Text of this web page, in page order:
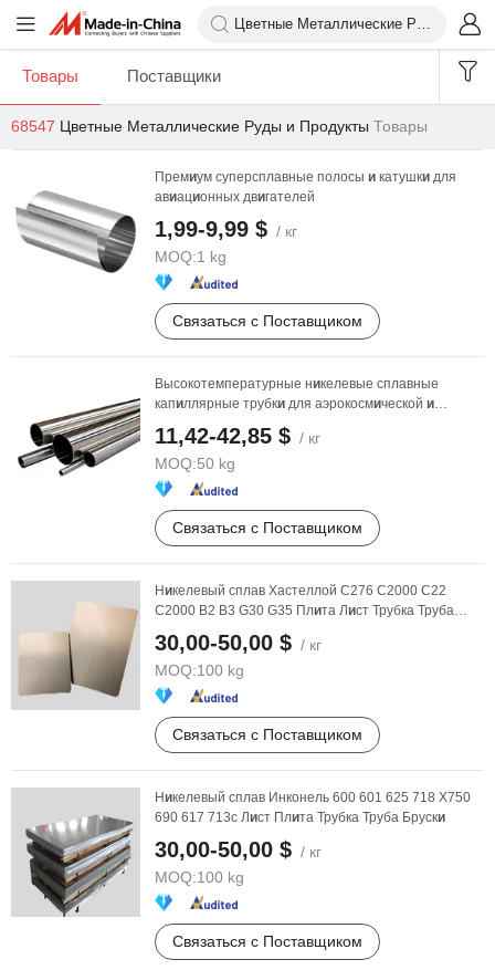
Товары Поставщики
68547 Цветные Металлические Руды и Продукты Товары
Премиум суперсплавные полосы и катушки для
авиационных двигателей
1,99-9,99 $ / кг
MOQ:1 kg
Связаться с Поставщиком
Высокотемпературные никелевые сплавные
капиллярные трубки для аэрокосмической и
11,42-42,85 $ / кг
MOQ:50 kg
Связаться с Поставщиком
Никелевый сплав Хастеллой C276 C2000 C22
C2000 B2 B3 G30 G35 Плита Лист Трубка Труба
30,00-50,00 $ / кг
MOQ:100 kg
Связаться с Поставщиком
Никелевый сплав Инконель 600 601 625 718 X750
690 617 713c Лист Плита Трубка Труба Бруски
30,00-50,00 $ / кг
MOQ:100 kg
Связаться с Поставщиком